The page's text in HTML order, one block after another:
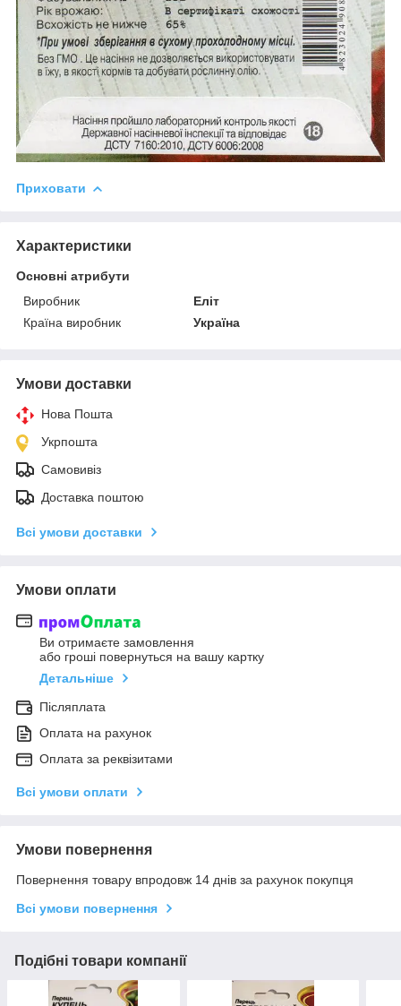
Приховати
Характеристики
Основні атрибути
Виробник
Еліт
Країна виробник
Україна
Умови доставки
Нова Пошта
Укрпошта
Самовивіз
Доставка поштою
Всі умови доставки
Умови оплати
Ви отримаєте замовлення
або гроші повернуться на вашу картку
Детальніше
Післяплата
Оплата на рахунок
Оплата за реквізитами
Всі умови оплати
Умови повернення
Повернення товару впродовж 14 днів за рахунок покупця
Всі умови повернення
Подібні товари компанії